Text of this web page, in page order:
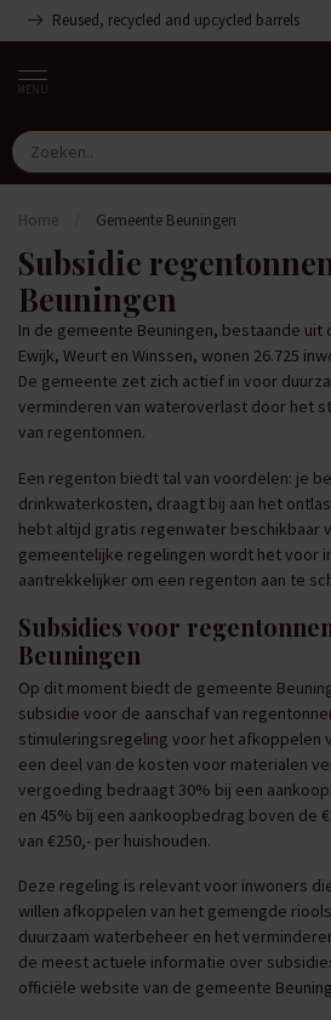
Reused, recycled and upcycled barrels
MENU
Home Gemeente Beuningen
Subsidie
Beuningen
In de gemeente Beuningen, bestaande uit
Ewijk, Weurt en Winssen, wonen 26.725
De gemeente zet zich actief in voor
verminderen van wateroverlast door het
van regentonnen.
Een regenton biedt tal van voordelen: je
drinkwaterkosten, draagt bij aan het
hebt altijd gratis regenwater beschikbaar
gemeentelijke regelingen wordt het voor
aantrekkelijker om een regenton aan te
Subsidies voor
Beuningen
Op dit moment biedt de gemeente
subsidie voor de aanschaf van
stimuleringsregeling voor het afkoppelen
een deel van de kosten voor materialen
vergoeding bedraagt 30% bij een
en 45% bij een aankoopbedrag boven de
van €250,- per huishouden.
Deze regeling is relevant voor inwoners
willen afkoppelen van het gemengde
duurzaam waterbeheer en het
de meest actuele informatie over
officiële website van de gemeente